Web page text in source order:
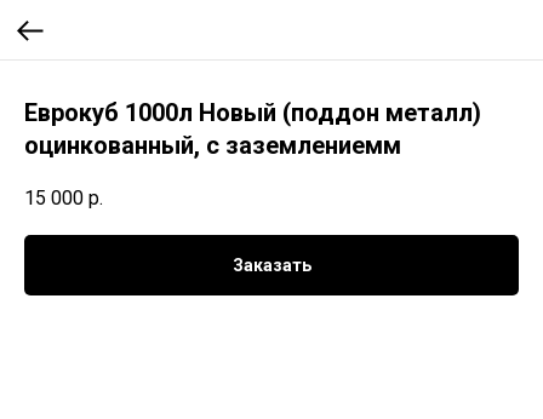
Еврокуб 1000л Новый (поддон металл)
оцинкованный, с заземлениемм
15 000 р.
Заказать